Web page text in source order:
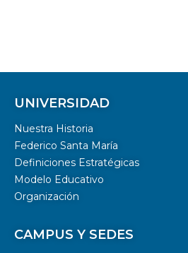
UNIVERSIDAD
Nuestra Historia
Federico Santa María
Definiciones Estratégicas
Modelo Educativo
Organización
CAMPUS Y SEDES